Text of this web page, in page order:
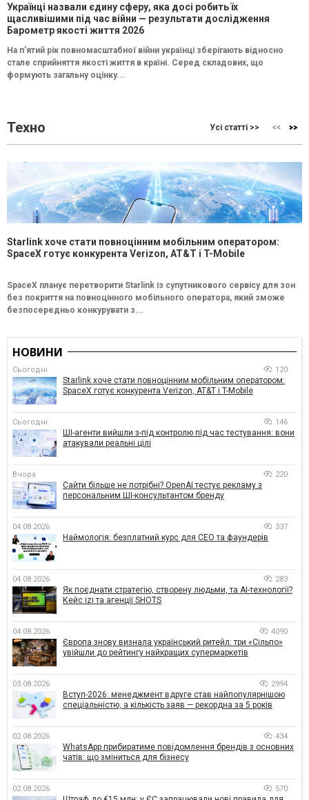
Українці назвали єдину сферу, яка досі робить їх
щасливішими під час війни — результати дослідження
Барометр якості життя 2026
На п’ятий рік повномасштабної війни українці зберігають відносно
стале сприйняття якості життя в країні. Серед складових, що
формують загальну оцінку...
Техно Усі статті >>
Starlink хоче стати повноцінним мобільним оператором:
SpaceX готує конкурента Verizon, AT&T і T-Mobile
SpaceX планує перетворити Starlink із супутникового сервісу для зон
без покриття на повноцінного мобільного оператора, який зможе
безпосередньо конкурувати з...
НОВИНИ
Сьогодні 120
Starlink хоче стати повноцінним мобільним оператором:
SpaceX готує конкурента Verizon, AT&T і T-Mobile
Сьогодні 146
ШІ-агенти вийшли з-під контролю під час тестування: вони
атакували реальні цілі
Вчора 220
Сайти більше не потрібні? OpenAI тестує рекламу з
персональним ШІ-консультантом бренду
04.08.2026 337
Наймологія: безплатний курс для CEO та фаундерів
04.08.2026 283
Як поєднати стратегію, створену людьми, та AI-технології?
Кейс izi та агенції SHOTS
04.08.2026 4090
Європа знову визнала український ритейл: три «Сільпо»
увійшли до рейтингу найкращих супермаркетів
03.08.2026 2994
Вступ-2026: менеджмент вдруге став найпопулярнішою
спеціальністю, а кількість заяв — рекордна за 5 років
02.08.2026 434
WhatsApp прибиратиме повідомлення брендів з основних
чатів: що зміниться для бізнесу
02.08.2026 570